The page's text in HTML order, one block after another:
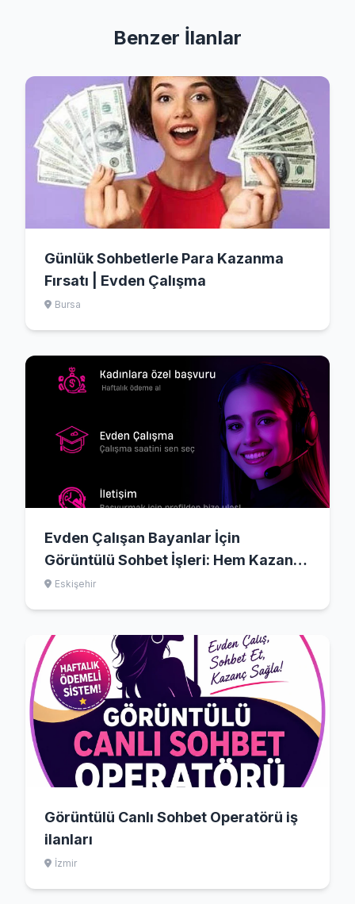
Benzer İlanlar
Günlük Sohbetlerle Para Kazanma
Fırsatı | Evden Çalışma
Bursa
Evden Çalışan Bayanlar İçin
Görüntülü Sohbet İşleri: Hem Kazançlı
Hem de Keyifli Bir İş Fırsatı!
Eskişehir
Görüntülü Canlı Sohbet Operatörü iş
ilanları
İzmir